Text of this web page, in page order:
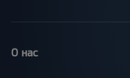
О нас